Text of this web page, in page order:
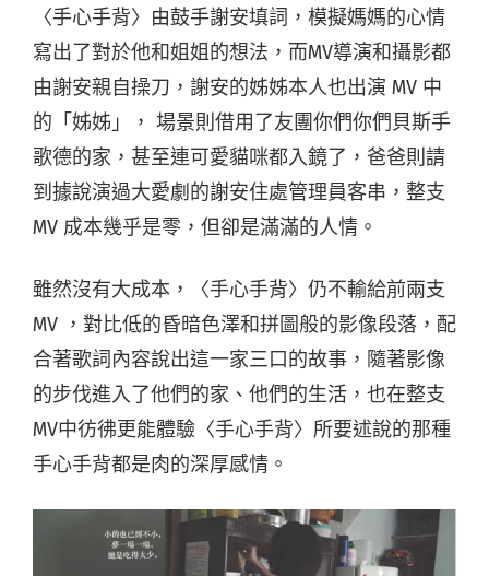
〈手心手背〉由鼓手謝安填詞，模擬媽媽的心情
寫出了對於他和姐姐的想法，而MV導演和攝影都
由謝安親自操刀，謝安的姊姊本人也出演 MV 中
的「姊姊」， 場景則借用了友團你們你們貝斯手
歌德的家，甚至連可愛貓咪都入鏡了，爸爸則請
到據說演過大愛劇的謝安住處管理員客串，整支
MV 成本幾乎是零，但卻是滿滿的人情。
雖然沒有大成本，〈手心手背〉仍不輸給前兩支
MV ，對比低的昏暗色澤和拼圖般的影像段落，配
合著歌詞內容說出這一家三口的故事，隨著影像
的步伐進入了他們的家、他們的生活，也在整支
MV中彷彿更能體驗〈手心手背〉所要述說的那種
手心手背都是肉的深厚感情。